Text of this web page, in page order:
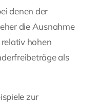
denen der
die Ausnahme
hohen
als
zur